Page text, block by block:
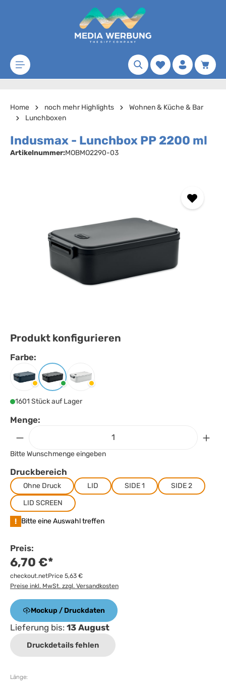
Zum Hauptinhalt springen
Merkzettel
Home noch mehr Highlights
Wohnen & Küche & Bar
Lunchboxen
Indusmax - Lunchbox PP 2200 ml
Artikelnummer:MOBMO2290-03
Produkt konfigurieren
Farbe:
Farbe auswählen
MarineblauSchwarzWeiss
1601 Stück auf Lager
Menge:
Bitte Wunschmenge eingeben
Druckbereich
Ohne Druck LID SIDE 1
SIDE 2
LID SCREEN
! Bitte eine Auswahl treffen
Preis:
6,70 €*
checkout.netPrice 5,63 €
Preise inkl. MwSt. zzgl. Versandkosten
Mockup / Druckdaten
Lieferung bis: 13 August
Druckdetails fehlen
Länge: